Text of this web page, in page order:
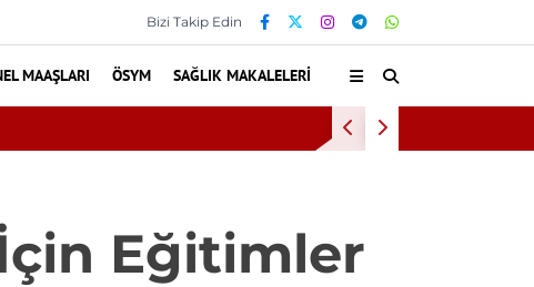
Bizi Takip Edin
MAAŞLARI ÖSYM SAĞLIK MAKALELERI
Eğitimler